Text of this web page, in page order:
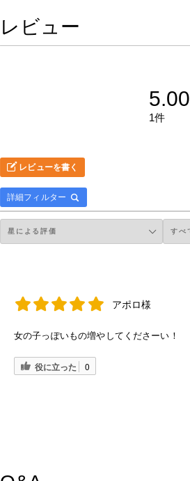
レビュー
5.00
1件
レビューを書く
詳細フィルター
アポロ様
女の子っぽいもの増やしてくださーい！
役に立った 0